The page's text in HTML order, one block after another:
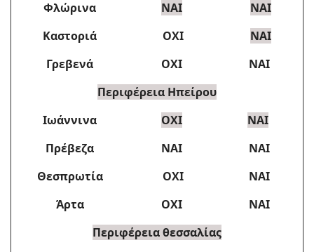
Φλώρινα
ΝΑΙ
ΝΑΙ
Καστοριά
ΟΧΙ
ΝΑΙ
Γρεβενά
ΟΧΙ
ΝΑΙ
Περιφέρεια Ηπείρου
Ιωάννινα
ΟΧΙ
ΝΑΙ
Πρέβεζα
ΝΑΙ
ΝΑΙ
Θεσπρωτία
ΟΧΙ
ΝΑΙ
Άρτα
ΟΧΙ
ΝΑΙ
Περιφέρεια θεσσαλίας